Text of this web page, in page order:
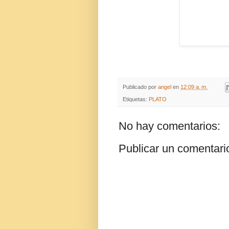
Publicado por angel en 12:09 a. m.
Etiquetas: PLATO
No hay comentarios:
Publicar un